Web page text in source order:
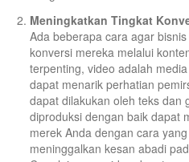
Meningkatkan Tingkat
Ada beberapa cara agar
konversi mereka melalui
terpenting, video adalah
dapat menarik perhatian
dapat dilakukan oleh teks dan
diproduksi dengan baik dapat
merek Anda dengan cara
meninggalkan kesan abadi